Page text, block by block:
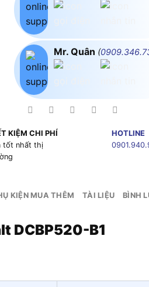
Mr. Quân (
KIỆM CHI PHÍ
tốt nhất thị
HOTLINE
KIỆN MUA THÊM TÀI LIỆU BÌNH
DCBP520-B1